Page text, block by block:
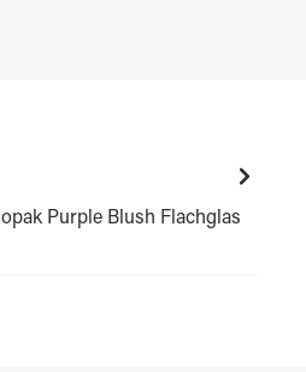
Purple Blush Flachglas